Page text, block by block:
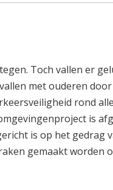
Toch vallen er
met ouderen door
rond alle
is
is op het gedrag
gemaakt worden